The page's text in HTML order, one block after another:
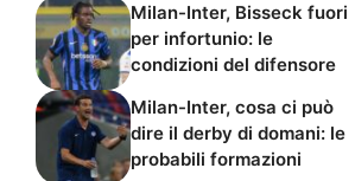
Milan-Inter, Bisseck fuori
per infortunio: le
condizioni del difensore
Milan-Inter, cosa ci può
dire il derby di domani: le
probabili formazioni